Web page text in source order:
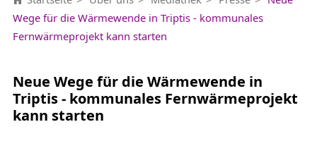
Wege für die Wärmewende in Triptis - kommunales
Fernwärmeprojekt kann starten
Neue Wege für die Wärmewende in
Triptis - kommunales Fernwärmeprojekt
kann starten